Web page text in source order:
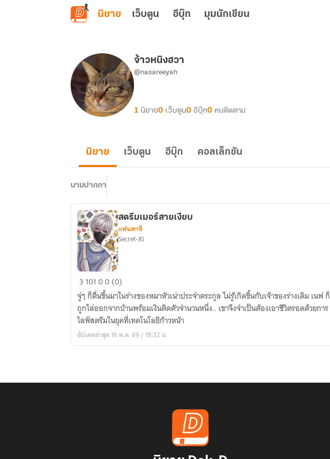
ข้ามไปยังเนื้อหาหลัก
นิยาย เว็บตูน อีบุ๊ก มุมนักเขียน
จ้าวหนิงฮวา
@nasareeyah
1 นิยาย0 เว็บตูน0 อีบุ๊ก0 คนติดตาม
นิยาย เว็บตูน อีบุ๊ก คอลเล็กชัน
นามปากกา
สตรี
ม
เม
อร์
สาย
เงียบ
สตรีมเมอร์สายเงียบ
แฟนตาซี
Secret-Xl
3 10100 (0)
จู่ๆ ก็ตื่นขึ้นมาในร่างของหมาหัวเน่าประจำตระกูล ไม่รู้เกิดขึ้นกับเจ้าของร่างเดิม เนฟ ก็
ถูกไล่ออกจากบ้านพร้อมเงินติดตัวจำนวนหนึ่ง.. เขาจึงจำเป็นต้องเอาชีวิตรอดด้วยการ
ไลฟ์สตรีมในยุคที่เทคโนโลยีก้าวหน้า
อัปเดตล่าสุด 16 พ.ค. 69 / 18:32 น.